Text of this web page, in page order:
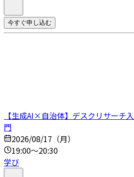
今すぐ申し込む
【生成AI×自治体】デスクリサーチ入
門
2026/08/17（月）
19:00～20:30
学び